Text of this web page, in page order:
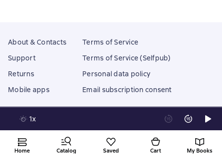
Home Catalog Saved Cart My Books
1x
About & Contacts
Support
Returns
Mobile apps
Terms of Service
Terms of Service (Selfpub)
Personal data policy
Email subscription consent
18 Mallow street co. Limerick, Ireland